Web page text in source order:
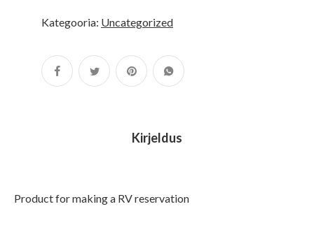
Kategooria: Uncategorized
Kirjeldus
Product for making a RV reservation